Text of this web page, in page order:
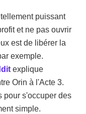
puissant
et ne pas ouvrir
est de libérer la
exemple.
explique
Orin à l'Acte 3.
pour s'occuper des
simple.